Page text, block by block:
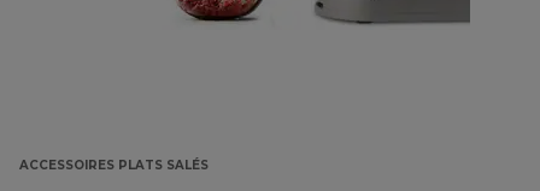
ACCESSOIRES PLATS SALÉS